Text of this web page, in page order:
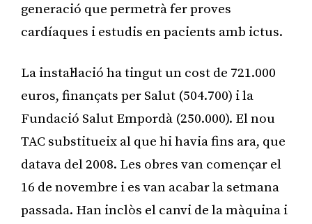
generació que permetrà fer proves
cardíaques i estudis en pacients amb ictus.
La instal·lació ha tingut un cost de 721.000
euros, finançats per Salut (504.700) i la
Fundació Salut Empordà (250.000). El nou
TAC substitueix al que hi havia fins ara, que
datava del 2008. Les obres van començar el
16 de novembre i es van acabar la setmana
passada. Han inclòs el canvi de la màquina i